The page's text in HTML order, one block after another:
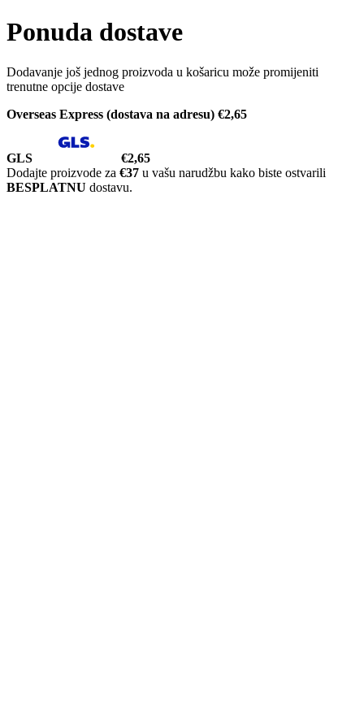
Ponuda dostave
Dodavanje još jednog proizvoda u košaricu može promijeniti
trenutne opcije dostave
Overseas Express (dostava na adresu) €2,65
GLS
€2,65
Dodajte proizvode za €37 u vašu narudžbu kako biste ostvarili
BESPLATNU dostavu.